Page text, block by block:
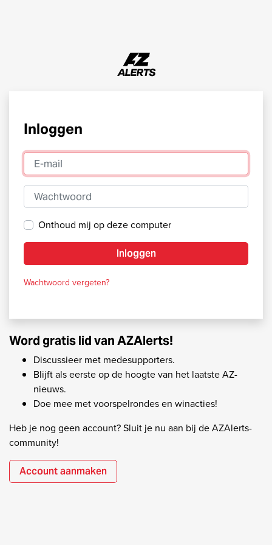
Inloggen
E-mail
Wachtwoord
Onthoud mij op deze computer
Inloggen
Wachtwoord vergeten?
Word gratis lid van AZAlerts!
Discussieer met medesupporters.
Blijft als eerste op de hoogte van het laatste AZ-
nieuws.
Doe mee met voorspelrondes en winacties!
Heb je nog geen account? Sluit je nu aan bij de AZAlerts-
community!
Account aanmaken